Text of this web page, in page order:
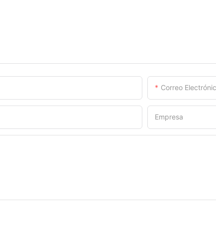
Correo
Empresa